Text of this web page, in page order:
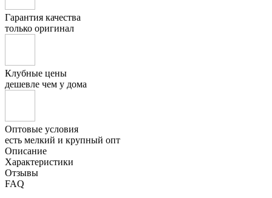
Гарантия качества
только оригинал
Клубные цены
дешевле чем у дома
Оптовые условия
есть мелкий и крупный опт
Описание
Характеристики
Отзывы
FAQ